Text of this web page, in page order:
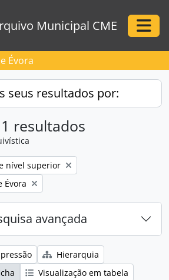
Municipal CME
Évora
seus resultados por:
resultados
nível superior
Évora
avançada
Hierarquia
Visualização em tabela